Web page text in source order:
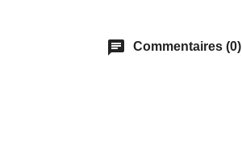
chat Commentaires (0)